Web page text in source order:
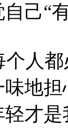
己“
都
地
才